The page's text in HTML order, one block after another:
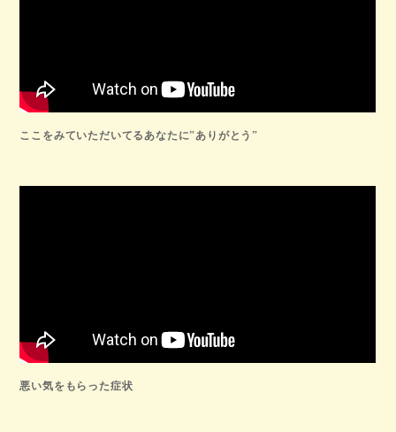
ここをみていただいてるあなたに”ありがとう”
悪い気をもらった症状